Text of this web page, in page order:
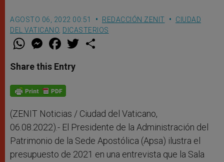
AGOSTO 06, 2022 00:51 REDACCIÓN ZENIT
CIUDAD
DEL VATICANO DICASTERIOS
W
t
s
p
p
M
e
s
e
g
e
F
a
e
b
o
k
w
Share this Entry
(ZENIT Noticias / Ciudad del Vaticano,
06.08.2022).- El Presidente de la Administración del
Patrimonio de la Sede Apostólica (Apsa) ilustra el
presupuesto de 2021 en una entrevista que la Sala